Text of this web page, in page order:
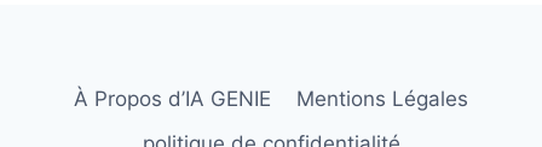
À Propos d’IA GENIE
Mentions Légales